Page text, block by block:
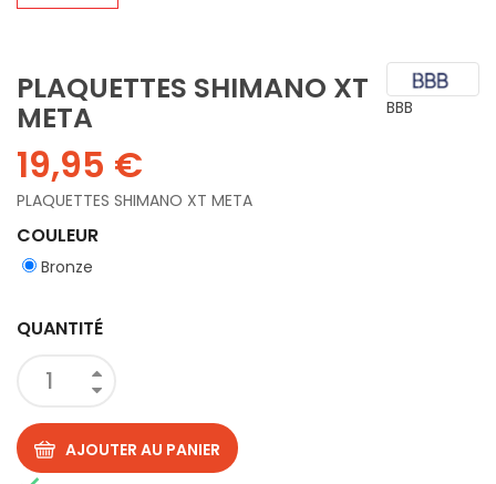
BBB
PLAQUETTES SHIMANO XT
META
19,95 €
PLAQUETTES SHIMANO XT META
COULEUR
Bronze
QUANTITÉ
AJOUTER AU PANIER